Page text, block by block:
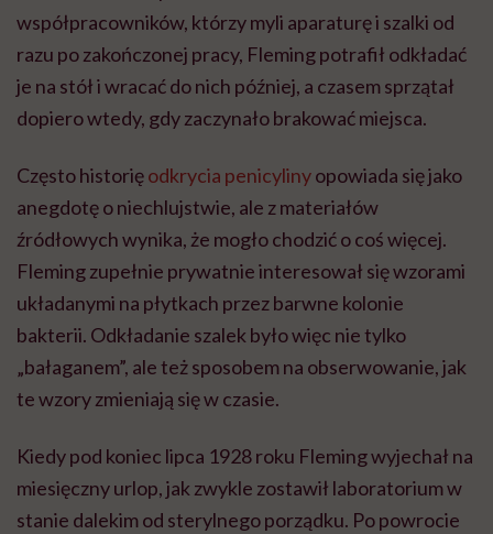
współpracowników, którzy myli aparaturę i szalki od
razu po zakończonej pracy, Fleming potrafił odkładać
je na stół i wracać do nich później, a czasem sprzątał
dopiero wtedy, gdy zaczynało brakować miejsca.
Często historięodkrycia penicylinyopowiada się jako
anegdotę o niechlujstwie, ale z materiałów
źródłowych wynika, że mogło chodzić o coś więcej.
Fleming zupełnie prywatnie interesował się wzorami
układanymi na płytkach przez barwne kolonie
bakterii. Odkładanie szalek było więc nie tylko
„bałaganem”, ale też sposobem na obserwowanie, jak
te wzory zmieniają się w czasie.
Kiedy pod koniec lipca 1928 roku Fleming wyjechał na
miesięczny urlop, jak zwykle zostawił laboratorium w
stanie dalekim od sterylnego porządku. Po powrocie